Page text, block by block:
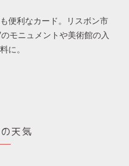
便利なカード。リスボン市
モニュメントや美術館の入
に。
天気